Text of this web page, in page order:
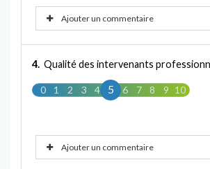
Ajouter un commentaire
4. Qualité des intervenants
5
0 1 2 3 4 5 6 7 8 9 10
Ajouter un commentaire